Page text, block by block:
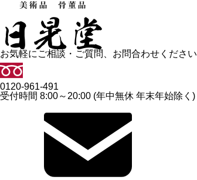
お気軽にご相談・ご質問、お問合わせください
0120-961-491
受付時間 8:00～20:00 (年中無休 年末年始除く)